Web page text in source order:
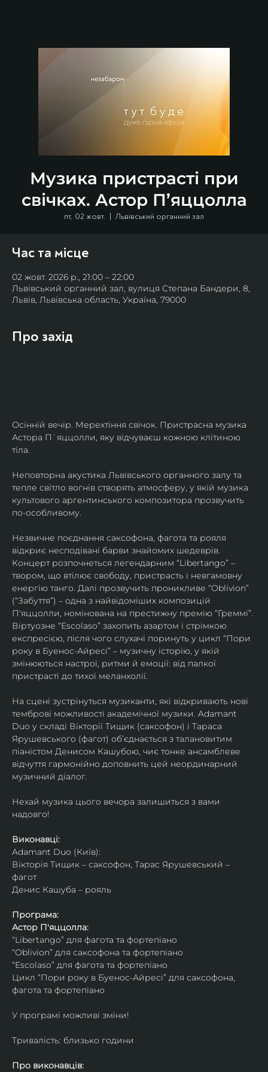
Музика пристрасті при
свічках. Астор П’яццолла
пт, 02 жовт.
  |
Львівський органний зал
Час та місце
02 жовт. 2026 р., 21:00 – 22:00
Львівський органний зал, вулиця Степана Бандери, 8,
Львів, Львівська область, Україна, 79000
Про захід
Осінній вечір. Мерехтіння свічок. Пристрасна музика
Астора П`яццолли, яку відчуваєш кожною клітиною
тіла.
Неповторна акустика Львівського органного залу та
тепле світло вогнів створять атмосферу, у якій музика
культового аргентинського композитора прозвучить
по-особливому.
Незвичне поєднання саксофона, фагота та рояля
відкриє несподівані барви знайомих шедеврів.
Концерт розпочнеться легендарним “Libertango” –
твором, що втілює свободу, пристрасть і невгамовну
енергію танго. Далі прозвучить проникливе “Oblivion”
(“Забуття”) – одна з найвідоміших композицій
П'яццолли, номінована на престижну премію “Греммі”.
Віртуозне “Escolaso” захопить азартом і стрімкою
експресією, після чого слухачі поринуть у цикл “Пори
року в Буенос-Айресі” – музичну історію, у якій
змінюються настрої, ритми й емоції: від палкої
пристрасті до тихої меланхолії.
На сцені зустрінуться музиканти, які відкривають нові
темброві можливості академічної музики. Adamant
Duo у складі Вікторії Тищик (саксофон) і Тараса
Ярушевського (фагот) об’єднається з талановитим
піаністом Денисом Кашубою, чиє тонке ансамблеве
відчуття гармонійно доповнить цей неординарний
музичний діалог.
Нехай музика цього вечора залишиться з вами
надовго!
Виконавці:
Adamant Duo (Київ):
Вікторія Тищик – саксофон, Тарас Ярушевський –
фагот
Денис Кашуба – рояль
Програма:
Астор П'яццолла:
“Libertango” для фагота та фортепіано
“Oblivion” для саксофона та фортепіано
“Escolaso” для фагота та фортепіано
Цикл “Пори року в Буенос-Айресі” для саксофона,
фагота та фортепіано
У програмі можливі зміни!
Тривалість: близько години
Про виконавців: